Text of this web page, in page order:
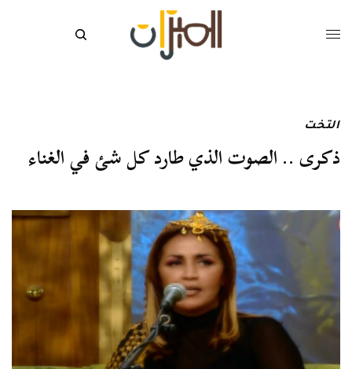
التخت
ذكرى .. الصوت الذي طارد كل شئ في الغناء